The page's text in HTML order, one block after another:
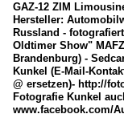
GAZ-12 ZIM
Hersteller:
Russland -
Oldtimer Show"
Brandenburg) -
Kunkel (E-Mail-
@ ersetzen)- http://
Fotografie Kunkel
www.facebook.com/